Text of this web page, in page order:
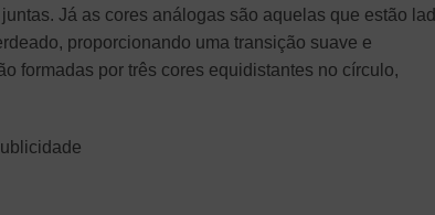
Já as cores análogas são aquelas que estão
proporcionando uma transição suave e
formadas por três cores equidistantes no círculo,